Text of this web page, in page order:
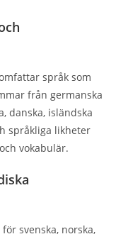
språk som
från germanska
danska, isländska
språkliga likheter
vokabulär.
svenska, norska,